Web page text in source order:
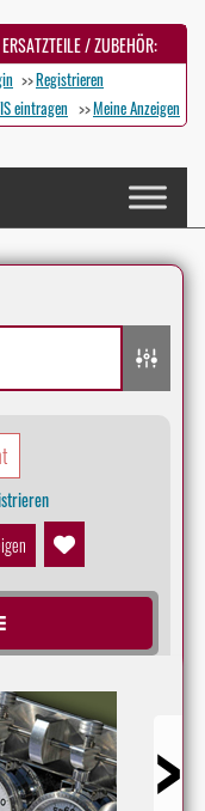
ERSATZTEILE / ZUBEHÖR:
>>Registrieren
eintragen >>Meine Anzeigen